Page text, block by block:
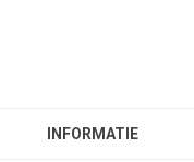
INFORMATIE